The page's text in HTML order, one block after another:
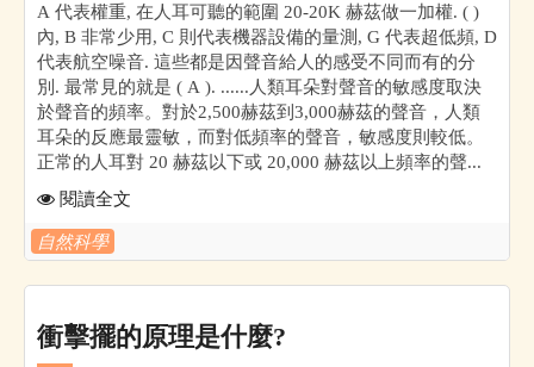
A 代表權重, 在人耳可聽的範圍 20-20K 赫茲做一加權. ( )
內, B 非常少用, C 則代表機器設備的量測, G 代表超低頻, D
代表航空噪音. 這些都是因聲音給人的感受不同而有的分
別. 最常見的就是 ( A ). ......人類耳朵對聲音的敏感度取決
於聲音的頻率。對於2,500赫茲到3,000赫茲的聲音，人類
耳朵的反應最靈敏，而對低頻率的聲音，敏感度則較低。
正常的人耳對 20 赫茲以下或 20,000 赫茲以上頻率的聲...
閱讀全文
自然科學
衝擊擺的原理是什麼?